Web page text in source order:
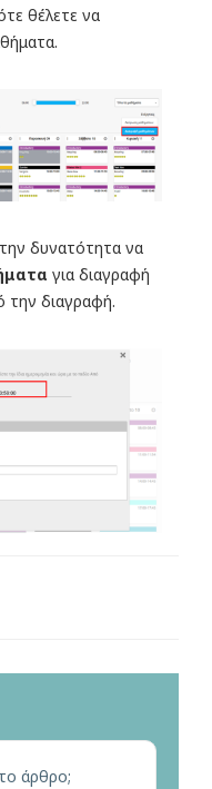
θέλετε να
δυνατότητα να
για διαγραφή
την διαγραφή.
άρθρο;